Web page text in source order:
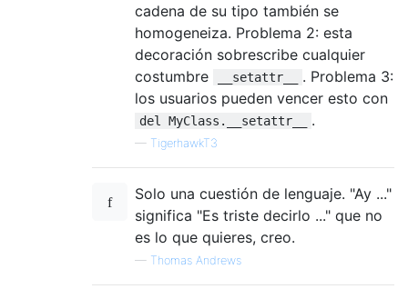
cadena de su tipo también se
homogeneiza. Problema 2: esta
decoración sobrescribe cualquier
costumbre
__setattr__
. Problema 3:
los usuarios pueden vencer esto con
del MyClass.__setattr__ .
— TigerhawkT3
Solo una cuestión de lenguaje. "Ay ..."
significa "Es triste decirlo ..." que no
es lo que quieres, creo.
— Thomas Andrews